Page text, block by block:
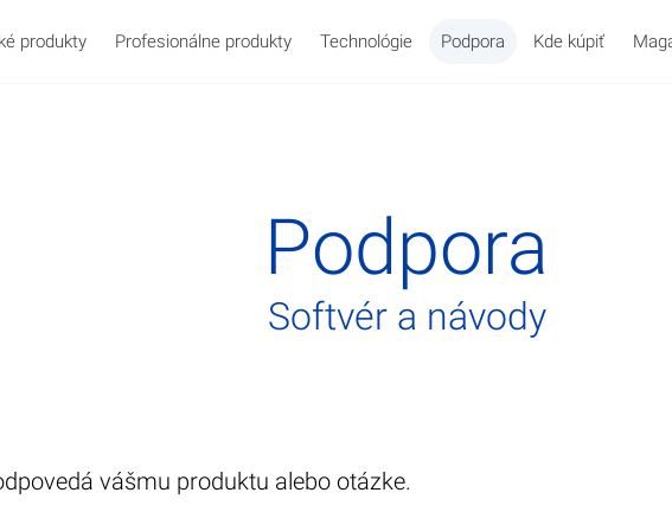
produkty Profesionálne produkty Technológie Podpora Kde kúpiť
Podpora
Softvér a návody
vášmu produktu alebo otázke.